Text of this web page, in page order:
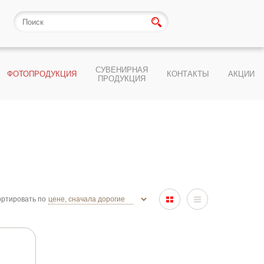
ФОТОПРОДУКЦИЯ
СУВЕНИРНАЯ
ПРОДУКЦИЯ
КОНТАКТЫ АКЦИИ
по